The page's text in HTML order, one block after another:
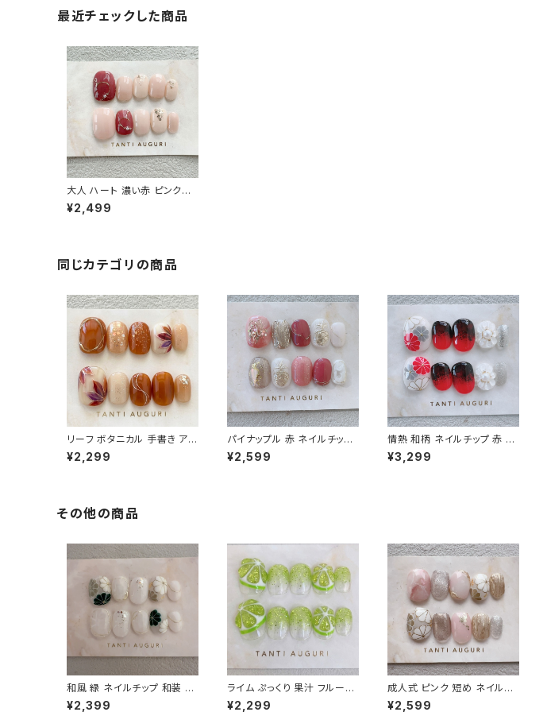
最近チェックした商品
大人 ハート 濃い赤 ピンク色
ベリーショート ネイルチップ
付け爪 30代 40代 50代 通
¥2,499
同じカテゴリの商品
リーフ ボタニカル 手書き アー
ト ネイルチップ 暖色系 春 夏
秋 ショート 短い 付け爪 葉 ゴ
¥2,299
パイナップル 赤 ネイルチップ
ベリーショート パイン レッド
夏場 ぱいなっぷる 短め 通販
¥2,599
情熱 和柄 ネイルチップ 赤 着
物 和風 高級品 日本製 ショー
ト 短め 和装用 小さめ レッド
¥3,299
その他の商品
和風 緑 ネイルチップ 和装 ベ
リーショート 着物用 乳白色
¥2,399
ライム ぷっくり 果汁 フルーツ
ネイルチップ 果物 グリーン
¥2,299
成人式 ピンク 短め ネイルチ
ップ ベリーショート 小さめ 和
¥2,599